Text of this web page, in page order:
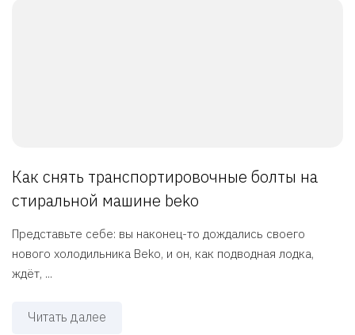
Как снять транспортировочные болты на
стиральной машине beko
Представьте себе: вы наконец-то дождались своего
нового холодильника Beko, и он, как подводная лодка,
ждёт, ...
Читать далее